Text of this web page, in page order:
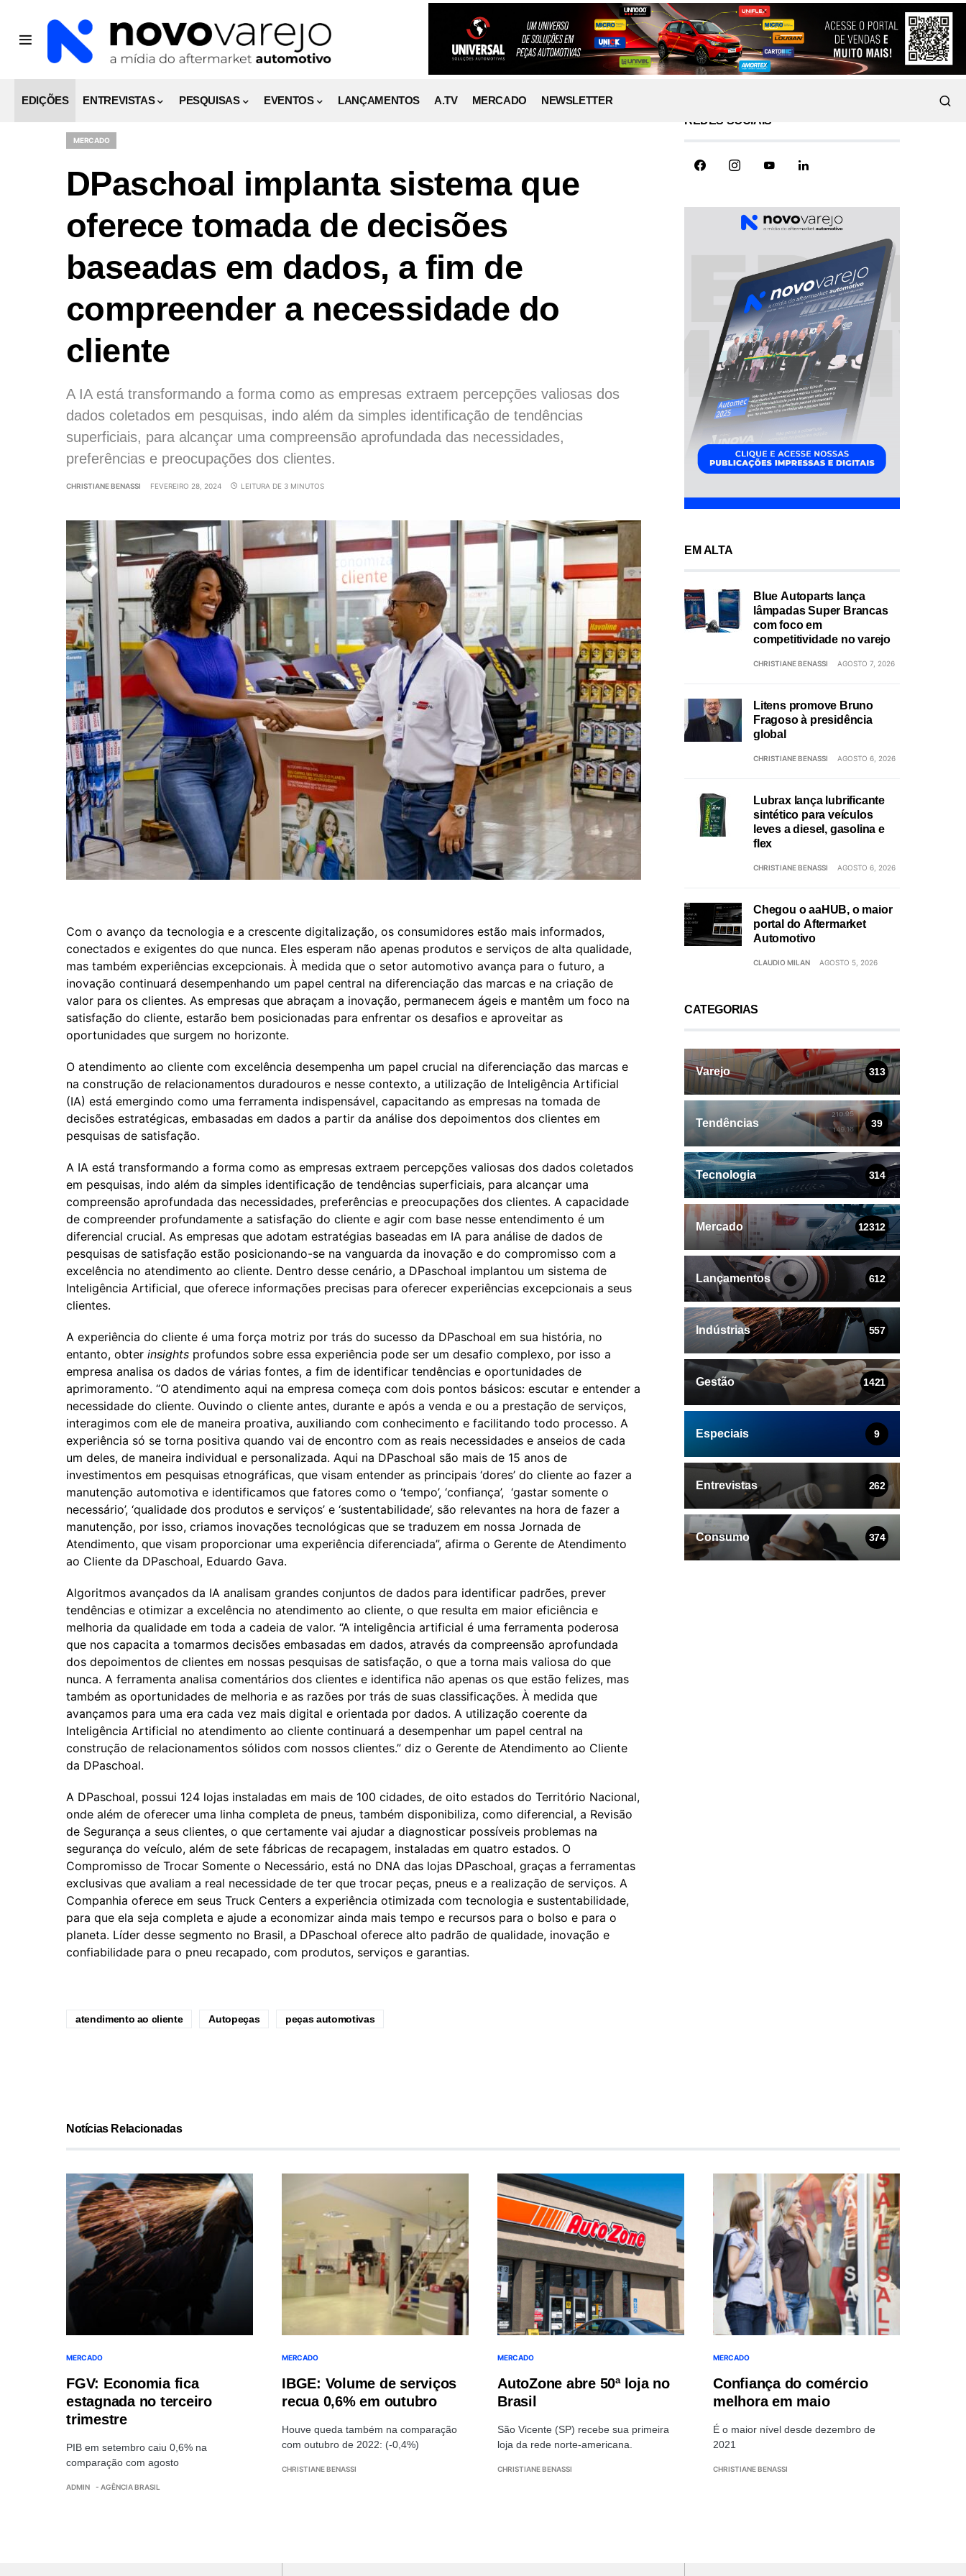
EDIÇÕES ENTREVISTAS PESQUISAS EVENTOS LANÇAMENTOS A.TV MERCADO NEWSLETTER
MERCADO
DPaschoal implanta sistema que
oferece tomada de decisões
baseadas em dados, a fim de
compreender a necessidade do
cliente
A IA está transformando a forma como as empresas extraem percepções valiosas dos
dados coletados em pesquisas, indo além da simples identificação de tendências
superficiais, para alcançar uma compreensão aprofundada das necessidades,
preferências e preocupações dos clientes.
CHRISTIANE BENASSI FEVEREIRO 28, 2024 LEITURA DE 3 MINUTOS
Com o avanço da tecnologia e a crescente digitalização, os consumidores estão mais informados,
conectados e exigentes do que nunca. Eles esperam não apenas produtos e serviços de alta qualidade,
mas também experiências excepcionais. À medida que o setor automotivo avança para o futuro, a
inovação continuará desempenhando um papel central na diferenciação das marcas e na criação de
valor para os clientes. As empresas que abraçam a inovação, permanecem ágeis e mantêm um foco na
satisfação do cliente, estarão bem posicionadas para enfrentar os desafios e aproveitar as
oportunidades que surgem no horizonte.
O atendimento ao cliente com excelência desempenha um papel crucial na diferenciação das marcas e
na construção de relacionamentos duradouros e nesse contexto, a utilização de Inteligência Artificial
(IA) está emergindo como uma ferramenta indispensável, capacitando as empresas na tomada de
decisões estratégicas, embasadas em dados a partir da análise dos depoimentos dos clientes em
pesquisas de satisfação.
A IA está transformando a forma como as empresas extraem percepções valiosas dos dados coletados
em pesquisas, indo além da simples identificação de tendências superficiais, para alcançar uma
compreensão aprofundada das necessidades, preferências e preocupações dos clientes. A capacidade
de compreender profundamente a satisfação do cliente e agir com base nesse entendimento é um
diferencial crucial. As empresas que adotam estratégias baseadas em IA para análise de dados de
pesquisas de satisfação estão posicionando-se na vanguarda da inovação e do compromisso com a
excelência no atendimento ao cliente. Dentro desse cenário, a DPaschoal implantou um sistema de
Inteligência Artificial, que oferece informações precisas para oferecer experiências excepcionais a seus
clientes.
A experiência do cliente é uma força motriz por trás do sucesso da DPaschoal em sua história, no
entanto, obter insights profundos sobre essa experiência pode ser um desafio complexo, por isso a
empresa analisa os dados de várias fontes, a fim de identificar tendências e oportunidades de
aprimoramento. “O atendimento aqui na empresa começa com dois pontos básicos: escutar e entender a
necessidade do cliente. Ouvindo o cliente antes, durante e após a venda e ou a prestação de serviços,
interagimos com ele de maneira proativa, auxiliando com conhecimento e facilitando todo processo. A
experiência só se torna positiva quando vai de encontro com as reais necessidades e anseios de cada
um deles, de maneira individual e personalizada. Aqui na DPaschoal são mais de 15 anos de
investimentos em pesquisas etnográficas, que visam entender as principais ‘dores’ do cliente ao fazer a
manutenção automotiva e identificamos que fatores como o ‘tempo’, ‘confiança’, ‘gastar somente o
necessário’, ‘qualidade dos produtos e serviços’ e ‘sustentabilidade’, são relevantes na hora de fazer a
manutenção, por isso, criamos inovações tecnológicas que se traduzem em nossa Jornada de
Atendimento, que visam proporcionar uma experiência diferenciada”, afirma o Gerente de Atendimento
ao Cliente da DPaschoal, Eduardo Gava.
Algoritmos avançados da IA analisam grandes conjuntos de dados para identificar padrões, prever
tendências e otimizar a excelência no atendimento ao cliente, o que resulta em maior eficiência e
melhoria da qualidade em toda a cadeia de valor. “A inteligência artificial é uma ferramenta poderosa
que nos capacita a tomarmos decisões embasadas em dados, através da compreensão aprofundada
dos depoimentos de clientes em nossas pesquisas de satisfação, o que a torna mais valiosa do que
nunca. A ferramenta analisa comentários dos clientes e identifica não apenas os que estão felizes, mas
também as oportunidades de melhoria e as razões por trás de suas classificações. À medida que
avançamos para uma era cada vez mais digital e orientada por dados. A utilização coerente da
Inteligência Artificial no atendimento ao cliente continuará a desempenhar um papel central na
construção de relacionamentos sólidos com nossos clientes.” diz o Gerente de Atendimento ao Cliente
da DPaschoal.
A DPaschoal, possui 124 lojas instaladas em mais de 100 cidades, de oito estados do Território Nacional,
onde além de oferecer uma linha completa de pneus, também disponibiliza, como diferencial, a Revisão
de Segurança a seus clientes, o que certamente vai ajudar a diagnosticar possíveis problemas na
segurança do veículo, além de sete fábricas de recapagem, instaladas em quatro estados. O
Compromisso de Trocar Somente o Necessário, está no DNA das lojas DPaschoal, graças a ferramentas
exclusivas que avaliam a real necessidade de ter que trocar peças, pneus e a realização de serviços. A
Companhia oferece em seus Truck Centers a experiência otimizada com tecnologia e sustentabilidade,
para que ela seja completa e ajude a economizar ainda mais tempo e recursos para o bolso e para o
planeta. Líder desse segmento no Brasil, a DPaschoal oferece alto padrão de qualidade, inovação e
confiabilidade para o pneu recapado, com produtos, serviços e garantias.
atendimento ao cliente Autopeças peças automotivas
REDES SOCIAIS
EM ALTA
Blue Autoparts lança
lâmpadas Super Brancas
com foco em
competitividade no varejo
CHRISTIANE BENASSI AGOSTO 7, 2026
Litens promove Bruno
Fragoso à presidência
global
CHRISTIANE BENASSI AGOSTO 6, 2026
Lubrax lança lubrificante
sintético para veículos
leves a diesel, gasolina e
flex
CHRISTIANE BENASSI AGOSTO 6, 2026
Chegou o aaHUB, o maior
portal do Aftermarket
Automotivo
CLAUDIO MILAN AGOSTO 5, 2026
CATEGORIAS
Varejo 313
Tendências 39
Tecnologia 314
Mercado 12312
Lançamentos 612
Indústrias 557
Gestão 1421
Especiais 9
Entrevistas 262
Consumo 374
Notícias Relacionadas
MERCADO
FGV: Economia fica
estagnada no terceiro
trimestre
PIB em setembro caiu 0,6% na
comparação com agosto
ADMIN - AGÊNCIA BRASIL
MERCADO
IBGE: Volume de serviços
recua 0,6% em outubro
Houve queda também na comparação
com outubro de 2022: (-0,4%)
CHRISTIANE BENASSI
MERCADO
AutoZone abre 50ª loja no
Brasil
São Vicente (SP) recebe sua primeira
loja da rede norte-americana.
CHRISTIANE BENASSI
MERCADO
Confiança do comércio
melhora em maio
É o maior nível desde dezembro de
2021
CHRISTIANE BENASSI